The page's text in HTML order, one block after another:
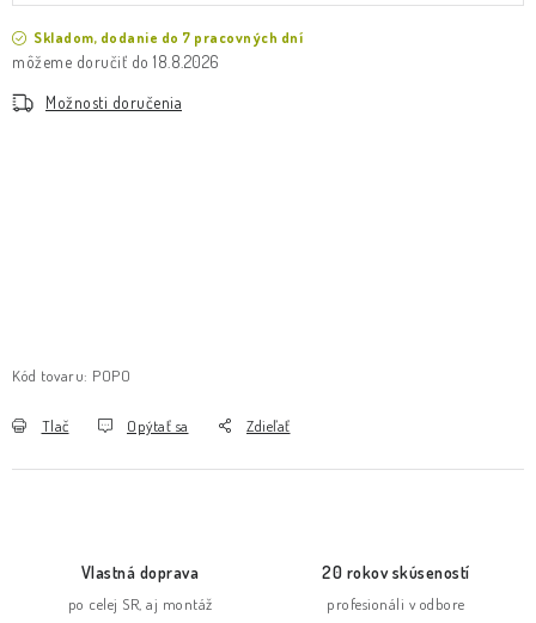
Skladom, dodanie do 7 pracovných dní
18.8.2026
Možnosti doručenia
Kód tovaru: POPO
Tlač Opýtať sa Zdieľať
Vlastná doprava
po celej SR, aj montáž
20 rokov skúseností
profesionáli v odbore